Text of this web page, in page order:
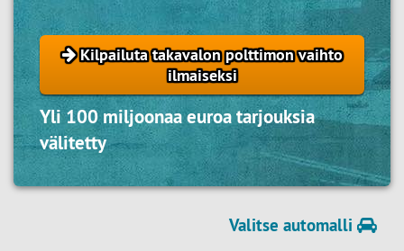
Kilpailuta takavalon polttimon vaihto
ilmaiseksi
Yli 100 miljoonaa euroa tarjouksia
välitetty
Valitse automalli